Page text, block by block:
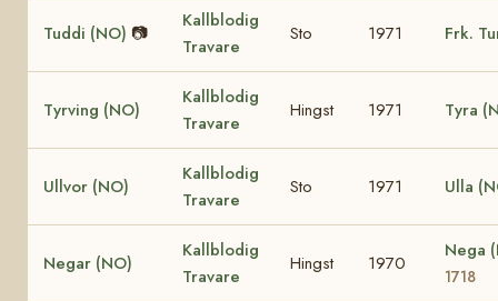
Tuddi (NO) 📷
Kallblodig
Travare
Sto 1971 Frk.
Tyrving (NO)
Kallblodig
Travare
Hingst 1971 Tyra
Ullvor (NO)
Kallblodig
Travare
Sto 1971 Ulla
Negar (NO)
Kallblodig
Travare
Hingst 1970
Nega
1718